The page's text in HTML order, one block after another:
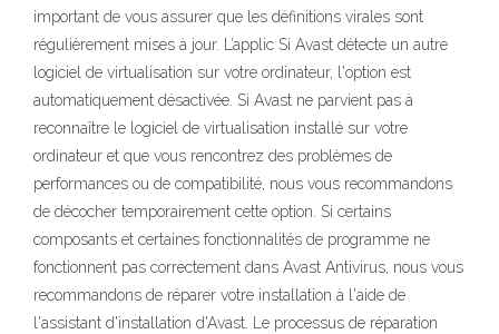
important de vous assurer que les définitions virales sont
régulièrement mises à jour. L’applic Si Avast détecte un autre
logiciel de virtualisation sur votre ordinateur, l'option est
automatiquement désactivée. Si Avast ne parvient pas à
reconnaître le logiciel de virtualisation installé sur votre
ordinateur et que vous rencontrez des problèmes de
performances ou de compatibilité, nous vous recommandons
de décocher temporairement cette option. Si certains
composants et certaines fonctionnalités de programme ne
fonctionnent pas correctement dans Avast Antivirus, nous vous
recommandons de réparer votre installation à l'aide de
l'assistant d'installation d'Avast. Le processus de réparation